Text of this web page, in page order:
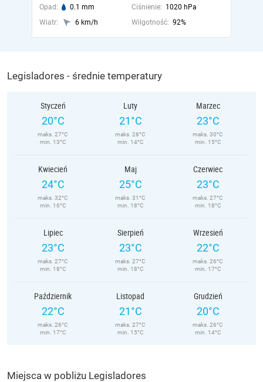
Opad: 0.1 mm Ciśnienie: 1020 hPa
Wiatr:
6 km/h Wilgotność: 92%
Legisladores - średnie temperatury
Styczeń
20°C
maks. 27°C
min. 13°C
Luty
21°C
maks. 28°C
min. 14°C
Marzec
23°C
maks. 30°C
min. 15°C
Kwiecień
24°C
maks. 32°C
min. 16°C
Maj
25°C
maks. 31°C
min. 18°C
Czerwiec
23°C
maks. 27°C
min. 18°C
Lipiec
23°C
maks. 27°C
min. 18°C
Sierpień
23°C
maks. 27°C
min. 18°C
Wrzesień
22°C
maks. 26°C
min. 17°C
Październik
22°C
maks. 26°C
min. 17°C
Listopad
21°C
maks. 27°C
min. 15°C
Grudzień
20°C
maks. 26°C
min. 14°C
Miejsca w pobliżu Legisladores